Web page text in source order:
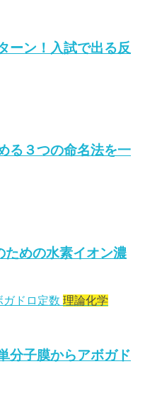
ーン！入試で出る反
る３つの命名法を一
ための水素イオン濃
理論化学
分子膜からアボガド